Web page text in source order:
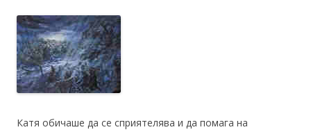
Катя обичаше да се сприятелява и да помага на